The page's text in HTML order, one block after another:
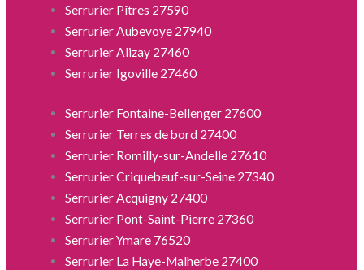
Serrurier Pîtres 27590
Serrurier Aubevoye 27940
Serrurier Alizay 27460
Serrurier Igoville 27460
Serrurier Fontaine-Bellenger 27600
Serrurier Terres de bord 27400
Serrurier Romilly-sur-Andelle 27610
Serrurier Criquebeuf-sur-Seine 27340
Serrurier Acquigny 27400
Serrurier Pont-Saint-Pierre 27360
Serrurier Ymare 76520
Serrurier La Haye-Malherbe 27400